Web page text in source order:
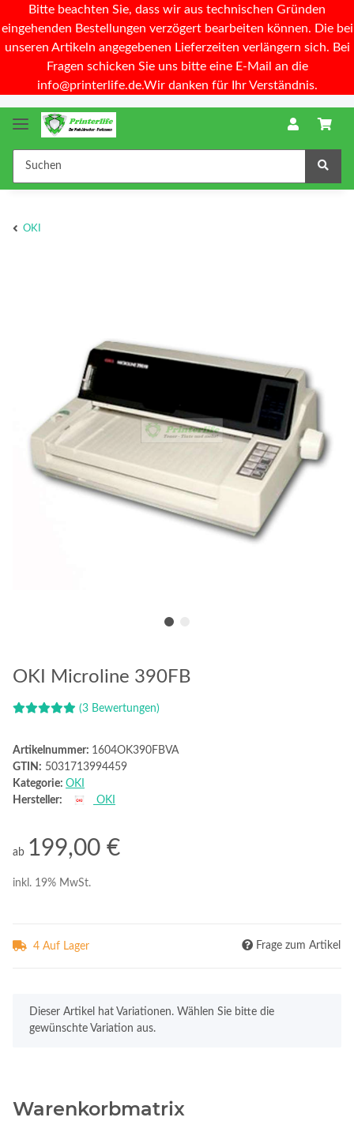
Bitte beachten Sie, dass wir aus technischen Gründen
eingehenden Bestellungen verzögert bearbeiten können. Die bei
unseren Artikeln angegebenen Lieferzeiten verlängern sich. Bei
Fragen schicken Sie uns bitte eine E-Mail an die
info@printerlife.de.Wir danken für Ihr Verständnis.
OKI
OKI Microline 390FB
(3 Bewertungen)
Artikelnummer: 1604OK390FBVA
GTIN: 5031713994459
Kategorie: OKI
Hersteller:
OKI
ab 199,00 €
inkl. 19% MwSt.
4 Auf Lager Frage zum Artikel
xDieser Artikel hat Variationen. Wählen Sie bitte die
gewünschte Variation aus.
Warenkorbmatrix